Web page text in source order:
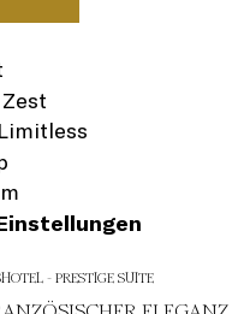
- PRESTIGE SUITE